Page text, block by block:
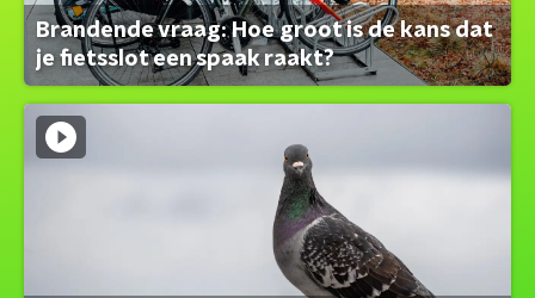
Brandende vraag: Hoe groot is de kans dat
je fietsslot een spaak raakt?